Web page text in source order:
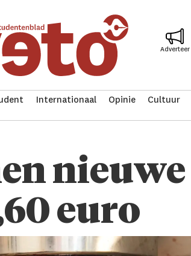
Adverteer
Internationaal Opinie Cultuur
euro